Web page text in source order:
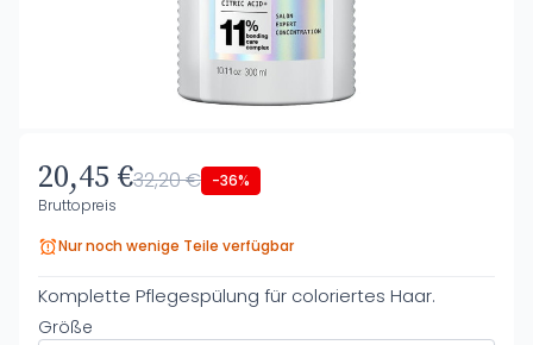
20,45 €32,20 € -36%
Bruttopreis
Nur noch wenige Teile verfügbar
Komplette Pflegespülung für coloriertes Haar.
Größe